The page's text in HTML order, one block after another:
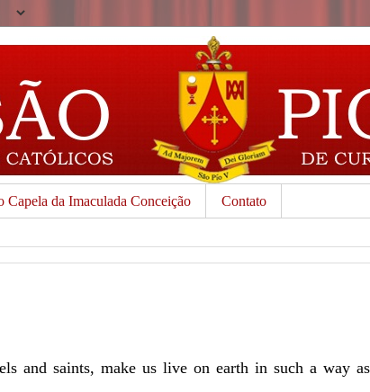
Capela da Imaculada Conceição Contato
and saints, make us live on earth in such a way